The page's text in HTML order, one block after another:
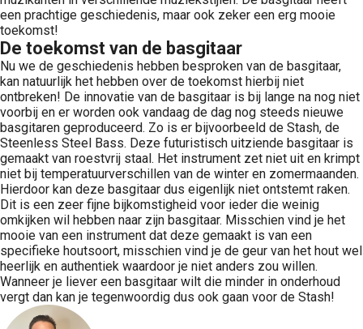
een prachtige geschiedenis, maar ook zeker een erg mooie
toekomst!
De toekomst van de basgitaar
Nu we de geschiedenis hebben besproken van de basgitaar,
kan natuurlijk het hebben over de toekomst hierbij niet
ontbreken! De innovatie van de basgitaar is bij lange na nog niet
voorbij en er worden ook vandaag de dag nog steeds nieuwe
basgitaren geproduceerd. Zo is er bijvoorbeeld de Stash, de
Steenless Steel Bass. Deze futuristisch uitziende basgitaar is
gemaakt van roestvrij staal. Het instrument zet niet uit en krimpt
niet bij temperatuurverschillen van de winter en zomermaanden.
Hierdoor kan deze basgitaar dus eigenlijk niet ontstemt raken.
Dit is een zeer fijne bijkomstigheid voor ieder die weinig
omkijken wil hebben naar zijn basgitaar. Misschien vind je het
mooie van een instrument dat deze gemaakt is van een
specifieke houtsoort, misschien vind je de geur van het hout wel
heerlijk en authentiek waardoor je niet anders zou willen.
Wanneer je liever een basgitaar wilt die minder in onderhoud
vergt dan kan je tegenwoordig dus ook gaan voor de Stash!